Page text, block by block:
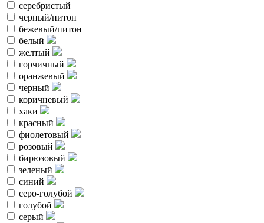
серебристый
черный/питон
бежевый/питон
белый
желтый
горчичный
оранжевый
черный
коричневый
хаки
красный
фиолетовый
розовый
бирюзовый
зеленый
синий
серо-голубой
голубой
серый